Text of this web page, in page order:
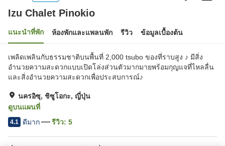
Izu Chalet Pinokio
แนะนำที่พัก ห้องพักและแพลนพัก รีวิว ข้อมูลเบื้องต้น
เพลิดเพลินกับธรรมชาติบนพื้นที่ 2,000 tsubo ของที่ราบสูง ♪ มีสิ่ง
อำนวยความสะดวกแบบเปิดโล่งส่วนตัวมากมายพร้อมกุญแจที่ไหลลื่น
และสิ่งอำนวยความสะดวกเพื่อประสบการณ์♪
นครอิซุ, ชิซูโอกะ, ญี่ปุ่น
ดูบนแผนที่
4.1 ดีมาก รีวิว: 5